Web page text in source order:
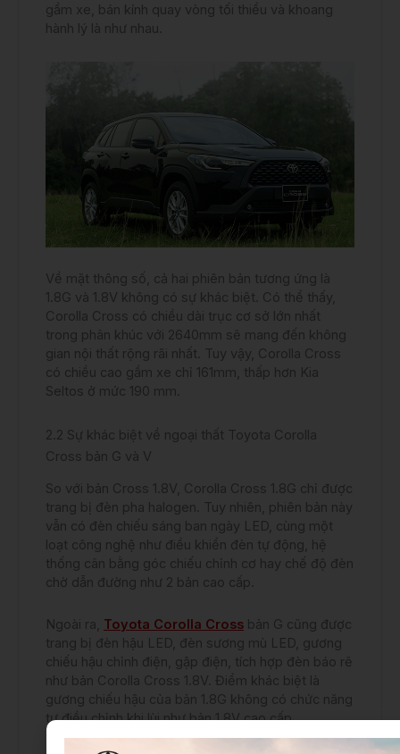
gầm xe, bán kính quay vòng tối thiểu và khoang
hành lý là như nhau.
Về mặt thông số, cả hai phiên bản tương ứng là
1.8G và 1.8V không có sự khác biệt. Có thể thấy,
Corolla Cross có chiều dài trục cơ sở lớn nhất
trong phân khúc với 2640mm sẽ mang đến không
gian nội thất rộng rãi nhất. Tuy vậy, Corolla Cross
có chiều cao gầm xe chỉ 161mm, thấp hơn Kia
Seltos ở mức 190 mm.
2.2 Sự khác biệt về ngoại thất Toyota Corolla
Cross bản G và V
So với bản Cross 1.8V, Corolla Cross 1.8G chỉ được
trang bị đèn pha halogen. Tuy nhiên, phiên bản này
vẫn có đèn chiếu sáng ban ngày LED, cùng một
loạt công nghệ như điều khiển đèn tự động, hệ
thống cân bằng góc chiếu chỉnh cơ hay chế độ đèn
chờ dẫn đường như 2 bản cao cấp.
Ngoài ra, Toyota Corolla Cross bản G cũng được
trang bị đèn hậu LED, đèn sương mù LED, gương
chiếu hậu chỉnh điện, gập điện, tích hợp đèn báo rẽ
như bản Corolla Cross 1.8V. Điểm khác biệt là
gương chiếu hậu của bản 1.8G không có chức năng
tự điều chỉnh khi lùi như bản 1.8V cao cấp.